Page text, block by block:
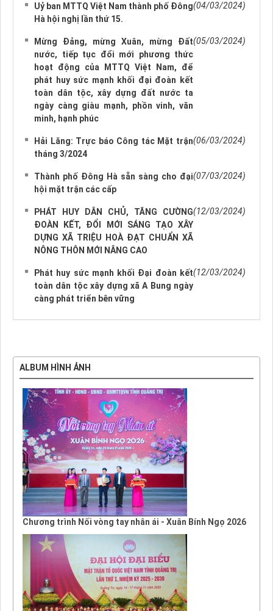
Uỷ ban MTTQ Việt Nam thành phố Đông
Hà hội nghị lần thứ 15.
(04/03/2024)
Mừng Đảng, mừng Xuân, mừng Đất
nước, tiếp tục đổi mới phương thức
hoạt động của MTTQ Việt Nam, để
phát huy sức mạnh khối đại đoàn kết
toàn dân tộc, xây dựng đất nước ta
ngày càng giàu mạnh, phồn vinh, văn
minh, hạnh phúc
(05/03/2024)
Hải Lăng: Trực báo Công tác Mặt trận
tháng 3/2024
(06/03/2024)
Thành phố Đông Hà sẵn sàng cho đại
hội mặt trận các cấp
(07/03/2024)
PHÁT HUY DÂN CHỦ, TĂNG CƯỜNG
ĐOÀN KẾT, ĐỔI MỚI SÁNG TẠO XÂY
DỰNG XÃ TRIỆU HOÀ ĐẠT CHUẨN XÃ
NÔNG THÔN MỚI NÂNG CAO
(12/03/2024)
Phát huy sức mạnh khối Đại đoàn kết
toàn dân tộc xây dựng xã A Bung ngày
càng phát triển bên vững
(12/03/2024)
ALBUM HÌNH ẢNH
Chương trình Nối vòng tay nhân ái - Xuân Bính Ngọ 2026